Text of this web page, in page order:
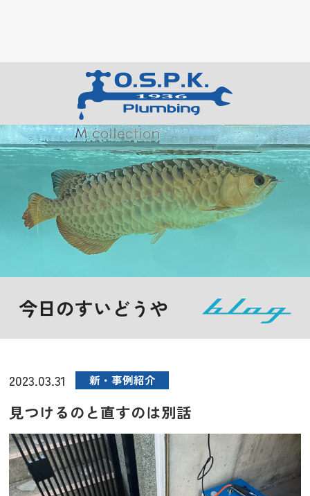
今日のすいどうや
2023.03.31 新・事例紹介
見つけるのと直すのは別話